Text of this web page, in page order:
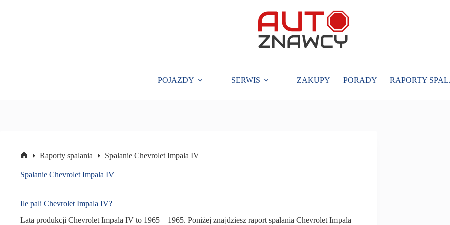
POJAZDY SERWIS ZAKUPY PORADY RAPORTY
główna
Raporty spalania Spalanie Chevrolet Impala IV
Spalanie Chevrolet Impala IV
Ile pali Chevrolet Impala IV?
Lata produkcji Chevrolet Impala IV to 1965 – 1965. Poniżej znajdziesz raport spalania Chevrolet Impala